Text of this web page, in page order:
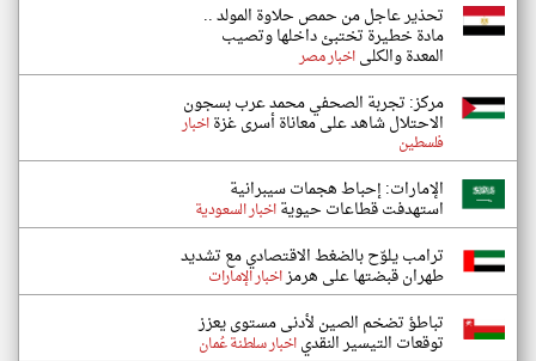
تحذير عاجل من حمص حلاوة المولد ..
مادة خطيرة تختبئ داخلها وتصيب
المعدة والكلىاخبار مصر
مركز: تجربة الصحفي محمد عرب بسجون
الاحتلال شاهد على معاناة أسرى غزةاخبار
فلسطين
الإمارات: إحباط هجمات سيبرانية
استهدفت قطاعات حيويةاخبار السعودية
ترامب يلوّح بالضغط الاقتصادي مع تشديد
طهران قبضتها على هرمزاخبار الإمارات
تباطؤ تضخم الصين لأدنى مستوى يعزز
توقعات التيسير النقدياخبار سلطنة عُمان